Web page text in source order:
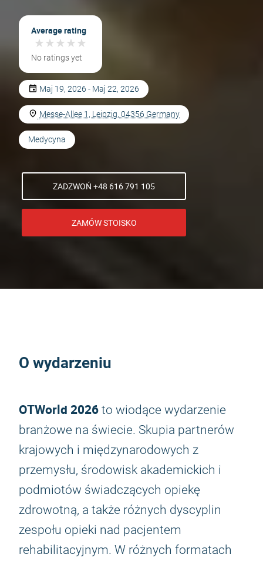
Average rating
★★★★★
★★★★★
No ratings yet
Maj 19, 2026 - Maj 22, 2026
Messe-Allee 1, Leipzig, 04356 Germany
Medycyna
ZADZWOŃ +48 616 791 105
ZAMÓW STOISKO
O wydarzeniu
OTWorld 2026 to wiodące wydarzenie
branżowe na świecie. Skupia partnerów
krajowych i międzynarodowych z
przemysłu, środowisk akademickich i
podmiotów świadczących opiekę
zdrowotną, a także różnych dyscyplin
zespołu opieki nad pacjentem
rehabilitacyjnym. W różnych formatach